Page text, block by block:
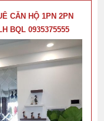
CĂN HỘ 1PN 2PN
BQL 0935375555